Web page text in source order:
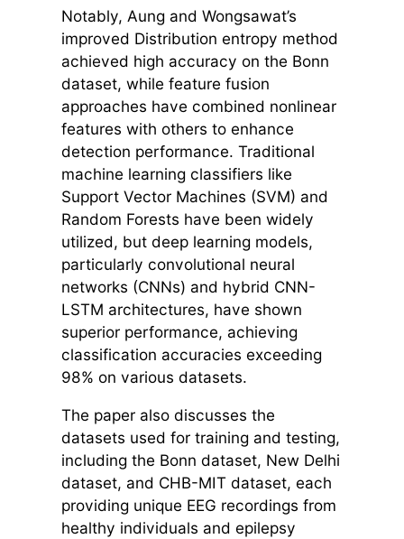
Notably, Aung and Wongsawat’s
improved Distribution entropy method
achieved high accuracy on the Bonn
dataset, while feature fusion
approaches have combined nonlinear
features with others to enhance
detection performance. Traditional
machine learning classifiers like
Support Vector Machines (SVM) and
Random Forests have been widely
utilized, but deep learning models,
particularly convolutional neural
networks (CNNs) and hybrid CNN-
LSTM architectures, have shown
superior performance, achieving
classification accuracies exceeding
98% on various datasets.
The paper also discusses the
datasets used for training and testing,
including the Bonn dataset, New Delhi
dataset, and CHB-MIT dataset, each
providing unique EEG recordings from
healthy individuals and epilepsy